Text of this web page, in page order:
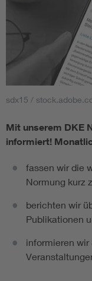
sdx15 /
Mit unserem DKE
informiert!
fassen wir die
Normung kurz
berichten wir
Publikationen
informieren